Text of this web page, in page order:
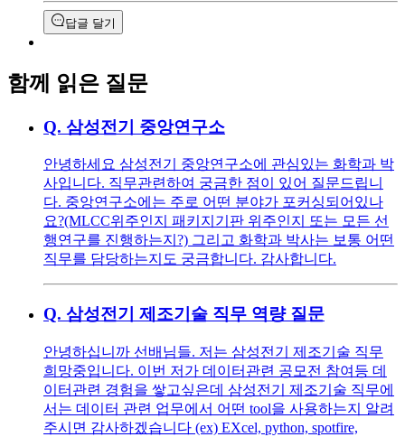
답글 달기
함께 읽은 질문
Q. 삼성전기 중앙연구소
안녕하세요 삼성전기 중앙연구소에 관심있는 화학과 박
사입니다. 직무관련하여 궁금한 점이 있어 질문드립니
다. 중앙연구소에는 주로 어떤 분야가 포커싱되어있나
요?(MLCC위주인지 패키지기판 위주인지 또는 모든 선
행연구를 진행하는지?) 그리고 화학과 박사는 보통 어떤
직무를 담당하는지도 궁금합니다. 감사합니다.
Q. 삼성전기 제조기술 직무 역량 질문
안녕하십니까 선배님들. 저는 삼성전기 제조기술 직무
희망중입니다. 이번 저가 데이터관련 공모전 참여등 데
이터관련 경험을 쌓고싶은데 삼성전기 제조기술 직무에
서는 데이터 관련 업무에서 어떤 tool을 사용하는지 알려
주시면 감사하겠습니다 (ex) EXcel, python, spotfire,